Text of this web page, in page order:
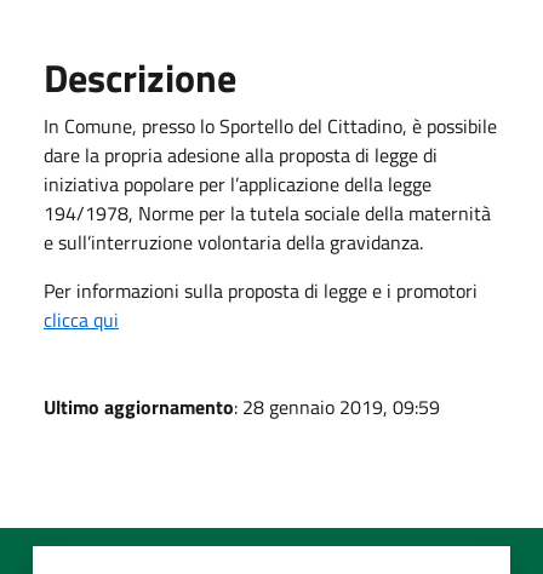
Descrizione
In Comune, presso lo Sportello del Cittadino, è possibile
dare la propria adesione alla proposta di legge di
iniziativa popolare per l’applicazione della legge
194/1978, Norme per la tutela sociale della maternità
e sull’interruzione volontaria della gravidanza.
Per informazioni sulla proposta di legge e i promotori
clicca qui
Ultimo aggiornamento: 28 gennaio 2019, 09:59